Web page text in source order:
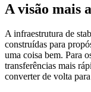
A visão mais
A infraestrutura de
construídas para
uma coisa bem. Para
transferências mais
converter de volta